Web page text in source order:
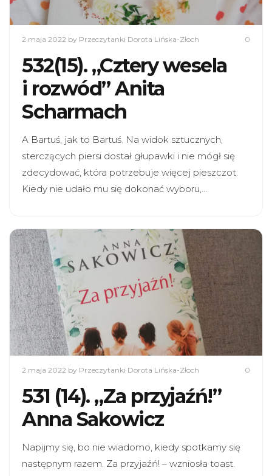
2 maja 2022 by Przeczytanki Dorota Lińska-Złoch 0
532(15). „Cztery wesela
i rozwód” Anita
Scharmach
A Bartuś, jak to Bartuś. Na widok sztucznych,
sterczących piersi dostał głupawki i nie mógł się
zdecydować, która potrzebuje więcej pieszczot.
Kiedy nie udało mu się dokonać wyboru,…
2 maja 2022 by Przeczytanki Dorota Lińska-Złoch 0
531 (14). „Za przyjaźń!”
Anna Sakowicz
Napijmy się, bo nie wiadomo, kiedy spotkamy się
następnym razem. Za przyjaźń! – wzniosła toast.